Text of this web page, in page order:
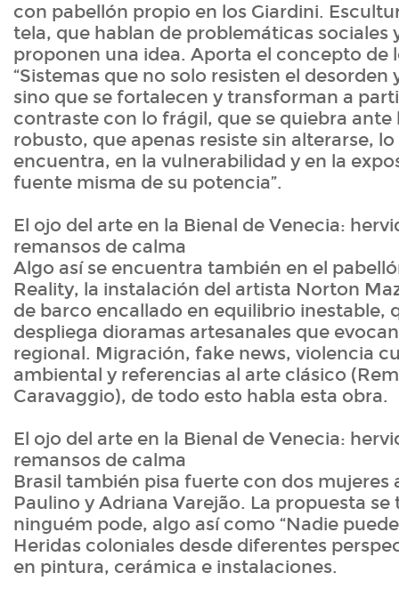
con pabellón propio en los Giardini.
tela, que hablan de problemáticas sociales
proponen una idea. Aporta el concepto de
“Sistemas que no solo resisten el desorden
sino que se fortalecen y transforman a
contraste con lo frágil, que se quiebra ante
robusto, que apenas resiste sin alterarse,
encuentra, en la vulnerabilidad y en la
fuente misma de su potencia”.
El ojo del arte en la Bienal de Venecia:
remansos de calma
Algo así se encuentra también en el
Reality, la instalación del artista Norton
de barco encallado en equilibrio inestable,
despliega dioramas artesanales que
regional. Migración, fake news, violencia
ambiental y referencias al arte clásico
Caravaggio), de todo esto habla esta obra.
El ojo del arte en la Bienal de Venecia:
remansos de calma
Brasil también pisa fuerte con dos mujeres
Paulino y Adriana Varejão. La propuesta
ninguém pode, algo así como “Nadie
Heridas coloniales desde diferentes
en pintura, cerámica e instalaciones.